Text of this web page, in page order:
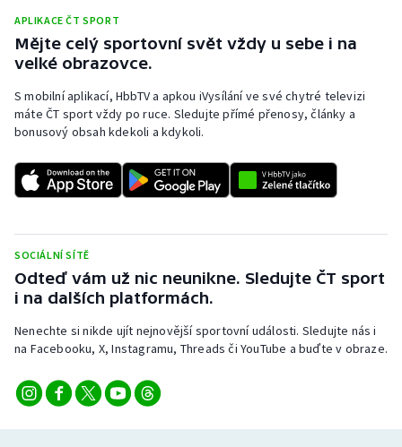
APLIKACE ČT SPORT
Mějte celý sportovní svět vždy u sebe i na
velké obrazovce.
S mobilní aplikací, HbbTV a apkou iVysílání ve své chytré televizi
máte ČT sport vždy po ruce. Sledujte přímé přenosy, články a
bonusový obsah kdekoli a kdykoli.
SOCIÁLNÍ SÍTĚ
Odteď vám už nic neunikne. Sledujte ČT sport
i na dalších platformách.
Nenechte si nikde ujít nejnovější sportovní události. Sledujte nás i
na Facebooku, X, Instagramu, Threads či YouTube a buďte v obraze.